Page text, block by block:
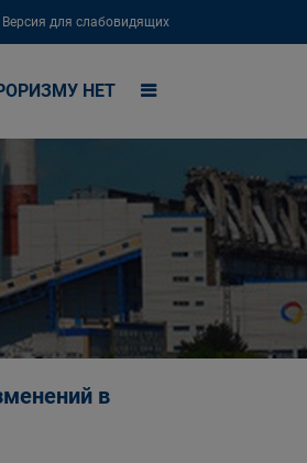
Версия для слабовидящих
НЕТ
в